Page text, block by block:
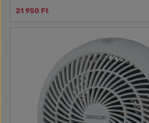
Mennyezeti ventilátor Használati útmutató
21 950 Ft